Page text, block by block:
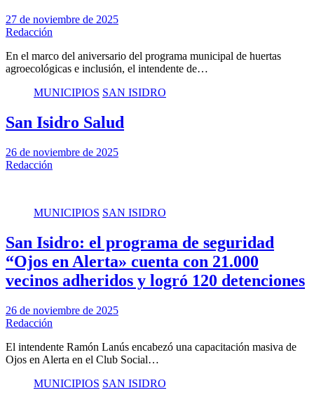
27 de noviembre de 2025
Redacción
En el marco del aniversario del programa municipal de huertas
agroecológicas e inclusión, el intendente de…
MUNICIPIOS SAN ISIDRO
San Isidro Salud
26 de noviembre de 2025
Redacción
MUNICIPIOS SAN ISIDRO
San Isidro: el programa de seguridad
“Ojos en Alerta» cuenta con 21.000
vecinos adheridos y logró 120 detenciones
26 de noviembre de 2025
Redacción
El intendente Ramón Lanús encabezó una capacitación masiva de
Ojos en Alerta en el Club Social…
MUNICIPIOS SAN ISIDRO